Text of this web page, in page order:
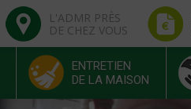
L'ADMR PRÈS
DE CHEZ VOUS
ENTRETIEN
DE LA MAISON